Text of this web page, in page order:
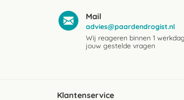
Mail
advies@paardendrogist.nl
Wij reageren binnen 1
jouw gestelde vragen
Klantenservice